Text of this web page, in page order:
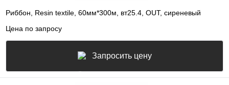
Риббон, Resin textile, 60мм*300м, вт25.4, OUT, сиреневый
Цена по запросу
Запросить цену